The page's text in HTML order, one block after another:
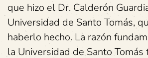
que hizo el Dr. Calderón
Universidad de Santo Tomás,
haberlo hecho. La razón
la Universidad de Santo Tomás